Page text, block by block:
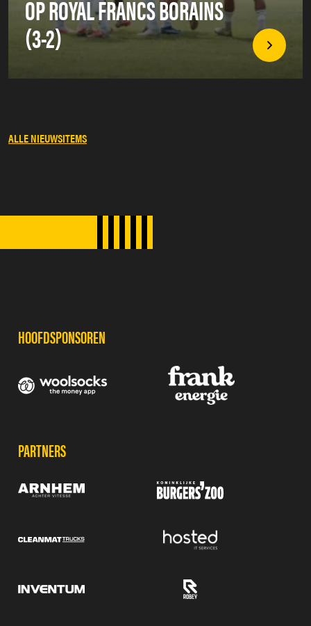
OP ROYAL FRANCS BORAINS
(3-2)
ALLE NIEUWSITEMS
HOOFDSPONSOREN
PARTNERS